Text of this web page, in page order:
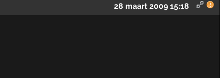
28 maart 2009 15:18